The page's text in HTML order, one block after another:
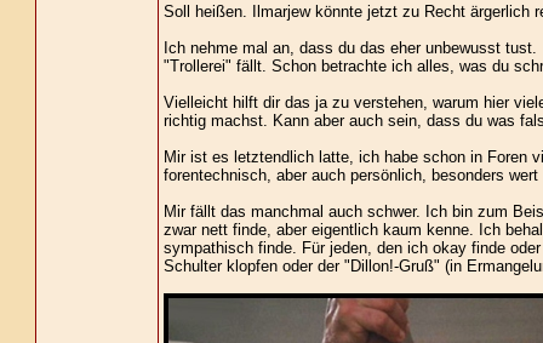
Soll heißen. Ilmarjew könnte jetzt zu Recht ärgerlich
Ich nehme mal an, dass du das eher unbewusst
"Trollerei" fällt. Schon betrachte ich alles, was du
Vielleicht hilft dir das ja zu verstehen, warum hier
richtig machst. Kann aber auch sein, dass du was
Mir ist es letztendlich latte, ich habe schon in Foren
forentechnisch, aber auch persönlich, besonders
Mir fällt das manchmal auch schwer. Ich bin zum
zwar nett finde, aber eigentlich kaum kenne. Ich
sympathisch finde. Für jeden, den ich okay finde
Schulter klopfen oder der "Dillon!-Gruß" (in